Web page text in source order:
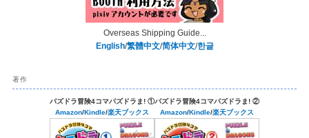
Overseas Shipping Guide...
English/繁體中文/简体中文/한글
著作
パズドラ冒険4コマパズドラま! ①
Amazon/Kindle/楽天ブックス
パズドラ冒険4コマパズドラま! ②
Amazon/Kindle/楽天ブックス